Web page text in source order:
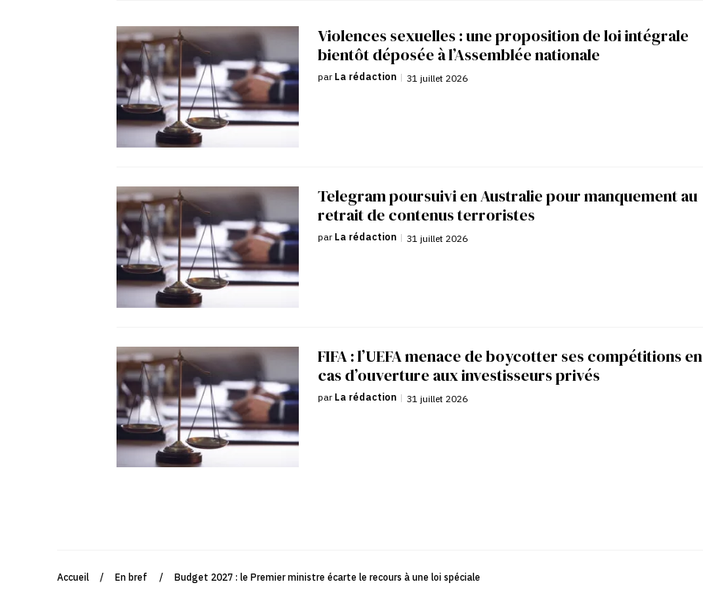
Violences sexuelles : une proposition de loi intégrale
bientôt déposée à l’Assemblée nationale
par La rédaction | 31 juillet 2026
Telegram poursuivi en Australie pour manquement au
retrait de contenus terroristes
par La rédaction | 31 juillet 2026
FIFA : l’UEFA menace de boycotter ses compétitions en
cas d’ouverture aux investisseurs privés
par La rédaction | 31 juillet 2026
Accueil / En bref / Budget 2027 : le Premier ministre écarte le recours à une loi spéciale